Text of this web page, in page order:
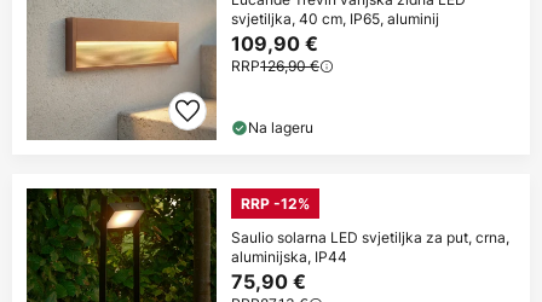
svjetiljka, 40 cm, IP65, aluminij
109,90 €
RRP126,90 €
Na lageru
RRP -12%
Saulio solarna LED svjetiljka za put, crna,
aluminijska, IP44
75,90 €